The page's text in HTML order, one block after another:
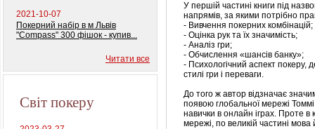
2021-10-07
Покерний набір в м Львів
"Compass" 300 фішок - купив...
Читати все
Світ покеру
У першій частині книги під
напрямів, за якими потрібно
- Вивчення покерних комбінацій;
- Оцінка рук та їх значимість;
- Аналіз гри;
- Обчислення «шансів банку»;
- Психологічний аспект покеру,
стилі гри і переваги.
До того ж автор відзначає
появою глобальної мережі
навички в онлайн іграх. Проте в
мережі, по великій частині